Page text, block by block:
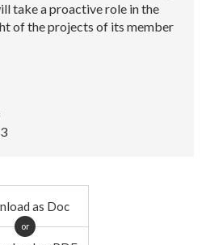
take a proactive role in the
of the projects of its member
as Doc
or